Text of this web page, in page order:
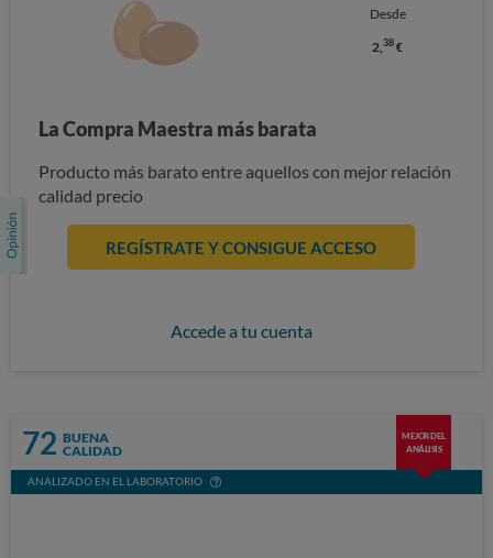
Desde
2,38 €
La Compra Maestra más barata
Producto más barato entre aquellos con mejor relación
calidad precio
REGÍSTRATE Y CONSIGUE ACCESO
Accede a tu cuenta
72 BUENA
CALIDAD
MEJOR DEL
ANÁLISIS
ANALIZADO EN EL LABORATORIO